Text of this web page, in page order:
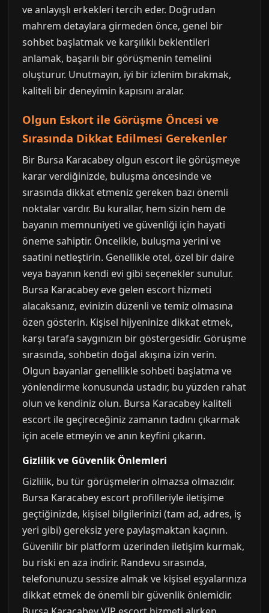
ve anlayışlı erkekleri tercih eder. Doğrudan
mahrem detaylara girmeden önce, genel bir
sohbet başlatmak ve karşılıklı beklentileri
anlamak, başarılı bir görüşmenin temelini
oluşturur. Unutmayın, iyi bir izlenim bırakmak,
kaliteli bir deneyimin kapısını aralar.
Olgun Eskort ile Görüşme Öncesi ve
Sırasında Dikkat Edilmesi Gerekenler
Bir Bursa Karacabey olgun escort ile görüşmeye
karar verdiğinizde, buluşma öncesinde ve
sırasında dikkat etmeniz gereken bazı önemli
noktalar vardır. Bu kurallar, hem sizin hem de
bayanın memnuniyeti ve güvenliği için hayati
öneme sahiptir. Öncelikle, buluşma yerini ve
saatini netleştirin. Genellikle otel, özel bir daire
veya bayanın kendi evi gibi seçenekler sunulur.
Bursa Karacabey eve gelen escort hizmeti
alacaksanız, evinizin düzenli ve temiz olmasına
özen gösterin. Kişisel hijyeninize dikkat etmek,
karşı tarafa saygınızın bir göstergesidir. Görüşme
sırasında, sohbetin doğal akışına izin verin.
Olgun bayanlar genellikle sohbeti başlatma ve
yönlendirme konusunda ustadır, bu yüzden rahat
olun ve kendiniz olun. Bursa Karacabey kaliteli
escort ile geçireceğiniz zamanın tadını çıkarmak
için acele etmeyin ve anın keyfini çıkarın.
Gizlilik ve Güvenlik Önlemleri
Gizlilik, bu tür görüşmelerin olmazsa olmazıdır.
Bursa Karacabey escort profilleriyle iletişime
geçtiğinizde, kişisel bilgilerinizi (tam ad, adres, iş
yeri gibi) gereksiz yere paylaşmaktan kaçının.
Güvenilir bir platform üzerinden iletişim kurmak,
bu riski en aza indirir. Randevu sırasında,
telefonunuzu sessize almak ve kişisel eşyalarınıza
dikkat etmek de önemli bir güvenlik önlemidir.